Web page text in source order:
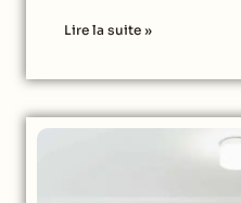
Lire la suite »